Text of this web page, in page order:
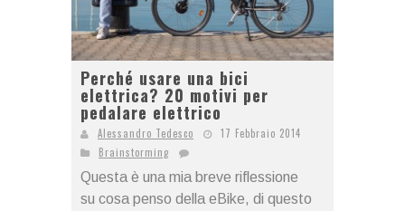
Perché usare una bici
elettrica? 20 motivi per
pedalare elettrico
Alessandro Tedesco
17 Febbraio 2014
Brainstorming
Questa è una mia breve riflessione
su cosa penso della eBike, di questo